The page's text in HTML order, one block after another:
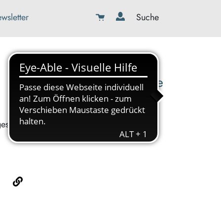
Suche
08179-423989-0
info@kbw-toelz-wor.de